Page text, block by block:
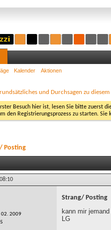
Kalender Aktionen
und Durchsagen zu
Besuch hier ist, lesen Sie bitte zuerst
den Registrierungsprozess zu starten. Sie
Posting
08:10
02. 2009
Strang/ Posting
kann mir
LG